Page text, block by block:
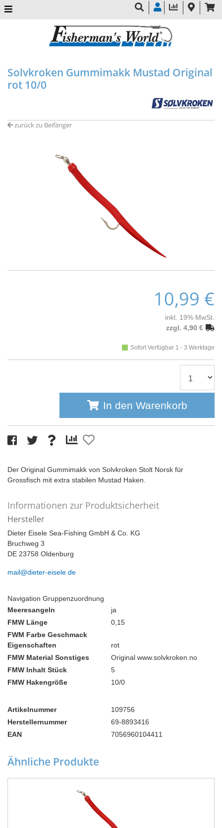
Solvkroken Gummimakk Mustad Original
rot 10/0
zurück zu Beifänger
10,99 €
inkl. 19% MwSt.
zzgl. 4,90 €
Sofort Verfügbar 1 - 3 Werktage
In den Warenkorb
Der Original Gummimakk von Solvkroken Stolt Norsk für
Grossfisch mit extra stabilen Mustad Haken.
Informationen zur Produktsicherheit
Hersteller
Dieter Eisele Sea-Fishing GmbH & Co. KG
Bruchweg 3
DE 23758 Oldenburg
mail@dieter-eisele.de
Navigation Gruppenzuordnung
Meeresangeln
ja
FMW Länge
0,15
FWM Farbe Geschmack
Eigenschaften
rot
FMW Material Sonstiges
Original www.solvkroken.no
FMW Inhalt Stück
5
FMW Hakengröße
10/0
Artikelnummer
109756
Herstellernummer
69-8893416
EAN
7056960104411
Ähnliche Produkte